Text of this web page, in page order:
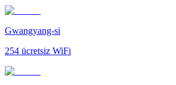
Gwangyang-si
254 ücretsiz WiFi